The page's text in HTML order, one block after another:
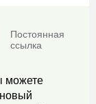
Постоянная
ссылка
можете